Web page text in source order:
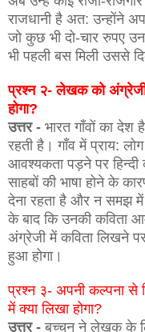
राजधानी है अत: उन्होंने
जो कुछ भी दो-चार रुपए
भी पहली बस मिली उससे
प्रश्न २- लेखक को
होगा?
उत्तर - भारत गाँवों का देश
रहती है। गाँव में प्राय:
आवश्यकता पड़ने पर हिन्दी
साहबों की भाषा होने के
देना रहता है और न समझ
के बाद कि उनकी कविता
अंग्रेजी में कविता लिखने
हुआ होगा।
प्रश्न ३- अपनी कल्पना से
में क्या लिखा होगा?
उत्तर -बच्चन ने लेखक के